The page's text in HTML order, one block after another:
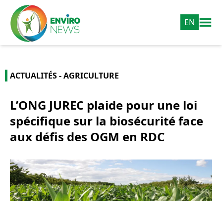
EN
ACTUALITÉS - AGRICULTURE
L’ONG JUREC plaide pour une loi
spécifique sur la biosécurité face
aux défis des OGM en RDC